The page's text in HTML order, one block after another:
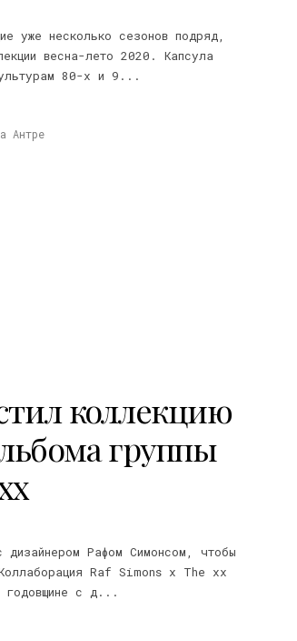
уже несколько сезонов подряд,
весна-лето 2020. Капсула
80-х и 9...
Антре
коллекцию
группы
дизайнером Рафом Симонсом, чтобы
Raf Simons x The xx
годовщине с д...